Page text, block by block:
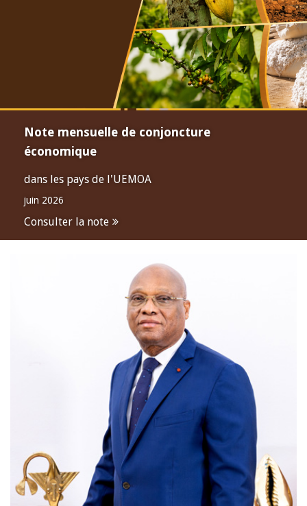
Note mensuelle de conjoncture
économique
dans les pays de l'UEMOA
juin 2026
Consulter la note